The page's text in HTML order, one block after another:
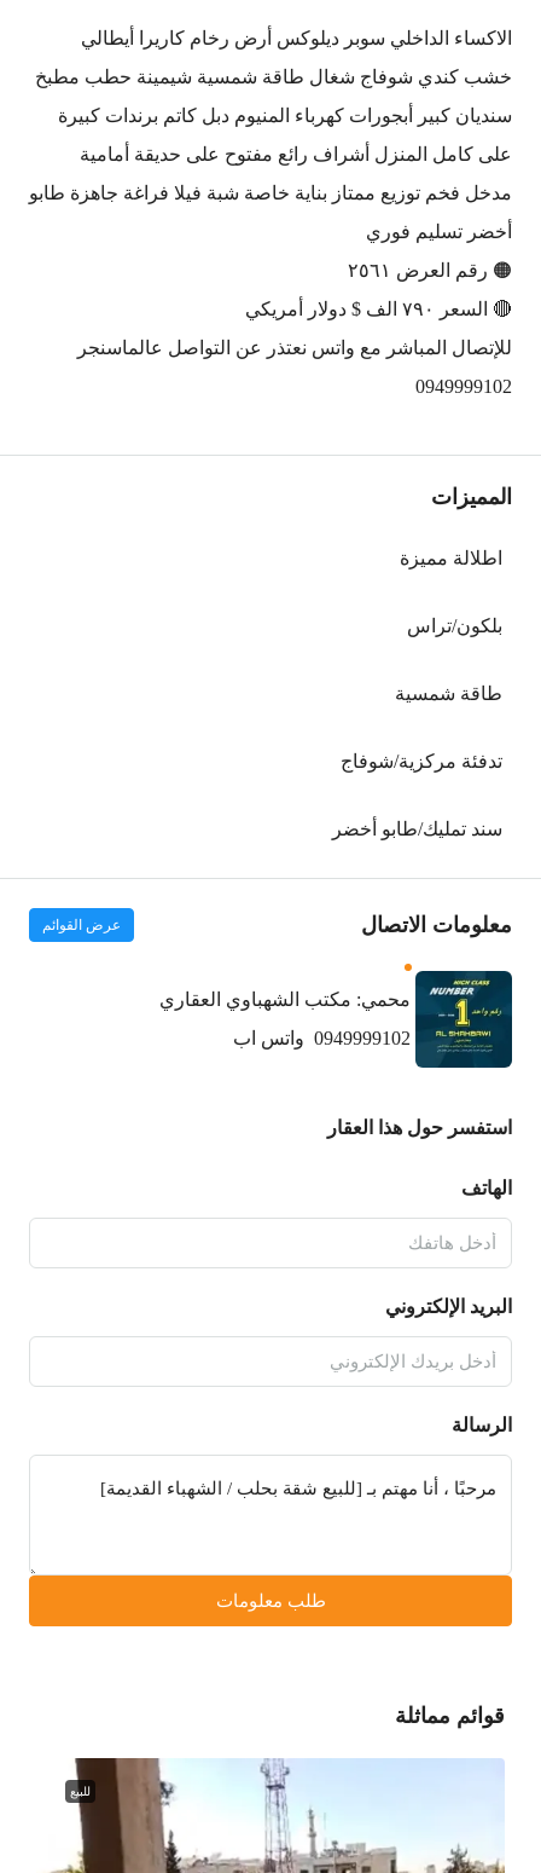
الاكساء الداخلي سوبر ديلوكس أرض رخام كاريرا أيطالي
خشب كندي شوفاج شغال طاقة شمسية شيمينة حطب مطبخ
سنديان كبير أبجورات كهرباء المنيوم دبل كاتم برندات كبيرة
على كامل المنزل أشراف رائع مفتوح على حديقة أمامية
مدخل فخم توزيع ممتاز بناية خاصة شبة فيلا فراغة جاهزة طابو
أخضر تسليم فوري
🟠 رقم العرض ٢٥٦١
🔴 السعر ٧٩٠ الف $ دولار أمريكي
للإتصال المباشر مع واتس نعتذر عن التواصل عالماسنجر
0949999102
المميزات
اطلالة مميزة
بلكون/تراس
طاقة شمسية
تدفئة مركزية/شوفاج
سند تمليك/طابو أخضر
معلومات الاتصال عرض القوائم
محمي: مكتب الشهباوي العقاري
0949999102 واتس اب
استفسر حول هذا العقار
الهاتف
البريد الإلكتروني
الرسالة
طلب معلومات
قوائم مماثلة
للبيع